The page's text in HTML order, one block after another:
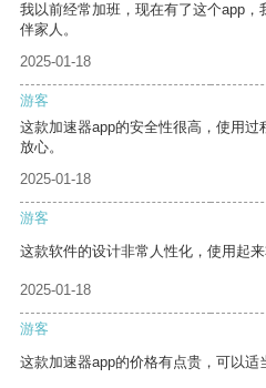
我以前经常加班，现在有了这个app
伴家人。
2025-01-18
游客
这款加速器app的安全性很高，使用
放心。
2025-01-18
游客
这款软件的设计非常人性化，使用起来
2025-01-18
游客
这款加速器app的价格有点贵，可以适